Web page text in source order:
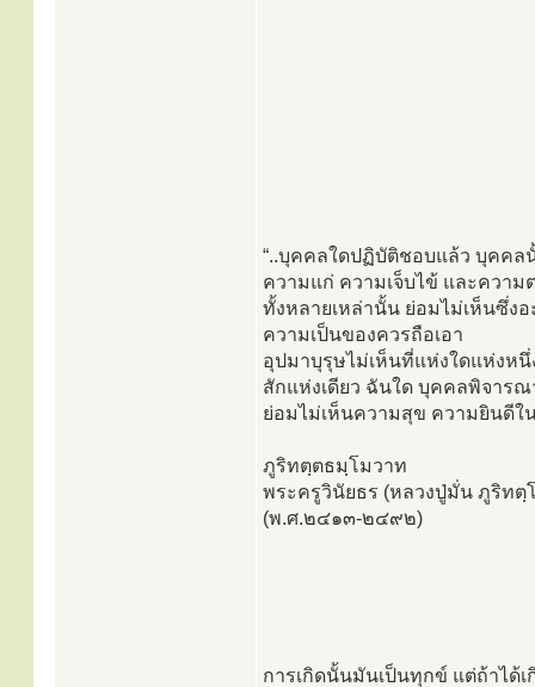
“..บุคคลใดปฏิบัติชอบแล้ว บุคคล
ความแก่ ความเจ็บไข้ และควา
ทั้งหลายเหล่านั้น ย่อมไม่เห็นซึ่ง
ความเป็นของควรถือเอา
อุปมาบุรุษไม่เห็นที่แห่งใดแห่งห
สักแห่งเดียว ฉันใด บุคคลพิจาร
ย่อมไม่เห็นความสุข ความยินดีใ
ภูริทตฺตธมฺโมวาท
พระครูวินัยธร (หลวงปู่มั่น ภูริทตฺ
(พ.ศ.๒๔๑๓-๒๔๙๒)
การเกิดนั้นมันเป็นทุกข์ แต่ถ้าได้